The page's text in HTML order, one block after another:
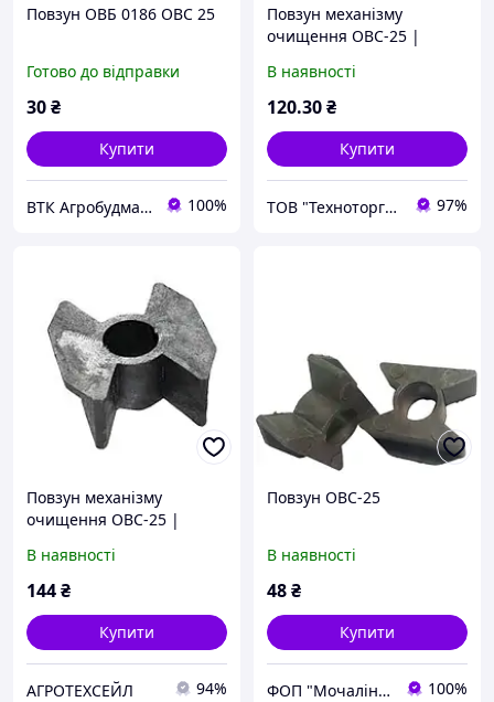
Повзун ОВБ 0186 ОВС 25
Готово до відправки
30₴
Купити
ВТК Агробудмаш 100%
Повзун механізму
очищення ОВС-25 |
В наявності
120.30₴
Купити
ТОВ "Техноторг-Дон" 97%
Повзун механізму
очищення ОВС-25 |
В наявності
144₴
Купити
АГРОТЕХСЕЙЛ 94%
Повзун ОВС-25
В наявності
48₴
Купити
ФОП "Мочалін Р.Ю." 100%